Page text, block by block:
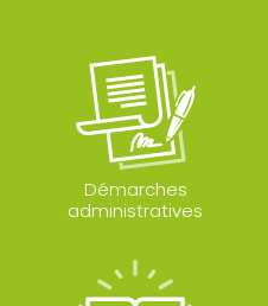
Démarches
administratives